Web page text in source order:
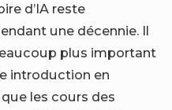
d’IA reste
une décennie. Il
plus important
introduction en
les cours des